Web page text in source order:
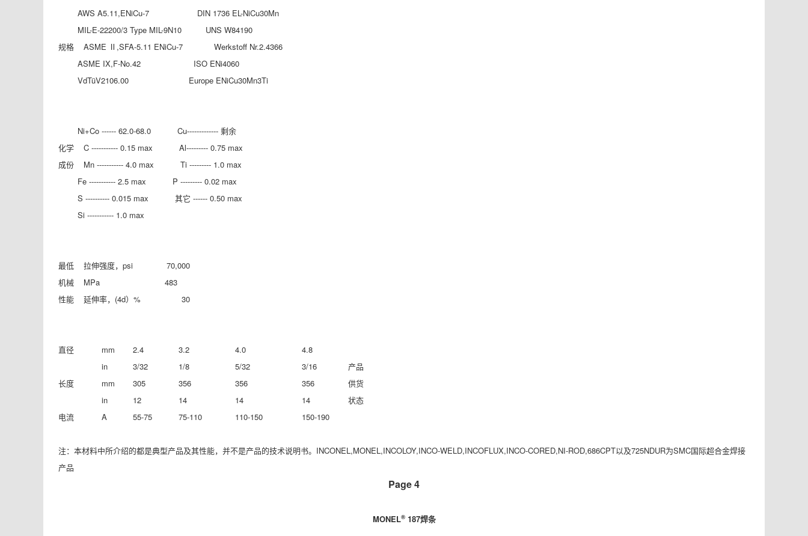
AWS A5.11,ENiCu-7 DIN 1736 EL-NiCu30Mn
MIL-E-22200/3 Type MIL-9N10 UNS W84190
规格 ASME Ⅱ,SFA-5.11 ENiCu-7 Werkstoff Nr.2.4366
ASME IX,F-No.42 ISO ENi4060
VdTüV2106.00 Europe ENiCu30Mn3Ti
Ni+Co ------ 62.0-68.0 Cu------------- 剩余
化学 C ----------- 0.15 max Al--------- 0.75 max
成份 Mn ----------- 4.0 max Ti --------- 1.0 max
Fe ----------- 2.5 max P --------- 0.02 max
S ---------- 0.015 max 其它 ------ 0.50 max
Si ----------- 1.0 max
最低 拉伸强度，psi 70,000
机械 MPa 483
性能 延伸率，(4d）% 30
直径 mm 2.4 3.2 4.0
4.8
in
3/32 1/8 5/32
3/16
长度
mm 305 356 356
356
in
12 14 14
14
电流
A 55-75 75-110 110-150 150-190
产品
供货
状态
注：本材料中所介绍的都是典型产品及其性能，并不是产品的技术说明书。INCONEL,MONEL,INCOLOY,INCO-WELD,INCOFLUX,INCO-CORED,NI-ROD,686CPT以及725NDUR为SMC国际超合金焊接
产品
Page 4
MONEL®187焊条